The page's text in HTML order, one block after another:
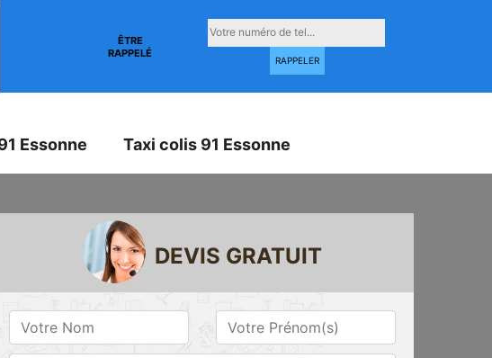
ÊTRE
RAPPELÉ
Essonne Taxi colis 91 Essonne
91 Essonne
Taxi conventionné
91 Essonne
Essonne
DEVIS GRATUIT